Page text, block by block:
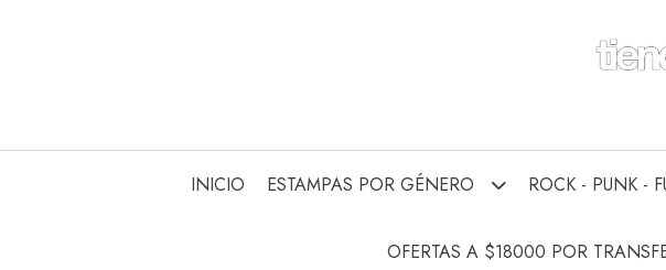
INICIO ESTAMPAS POR GÉNERO ROCK - PUNK -
OFERTAS A $18000 POR